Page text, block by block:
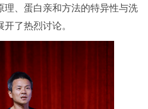
理、蛋白亲和方法的特异性与洗
了热烈讨论。